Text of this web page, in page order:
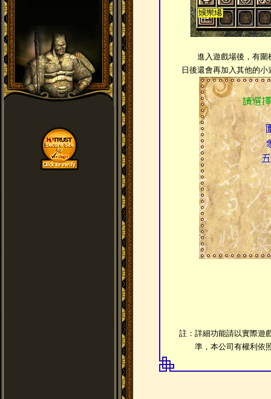
進入遊戲場後，有圍
日後還會再加入其他的
註：詳細功能請以實際遊
準，本公司有權利依